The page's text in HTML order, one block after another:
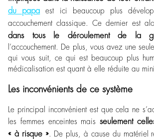
du papa est ici beaucoup plus
accouchement classique. Ce dernier est
dans tous le déroulement de la
l’accouchement. De plus, vous avez une
qui vous suit, ce qui est beaucoup plus
médicalisation est quant à elle réduite au
Les inconvénients de ce système
Le principal inconvénient est que cela ne
les femmes enceintes maisseulement
« à risque ». De plus, à cause du matériel